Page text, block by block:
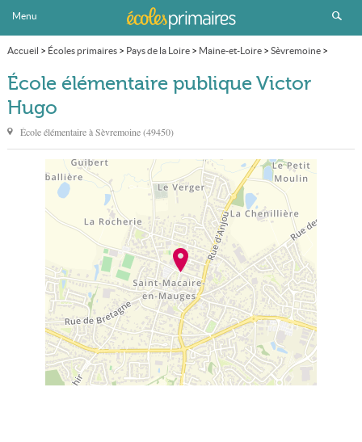
Menu
Accueil > Écoles primaires> Pays de la Loire> Maine-et-Loire> Sèvremoine>
École élémentaire publique Victor Hugo
École élémentaire publique Victor
Hugo
École élémentaire àSèvremoine(49450)